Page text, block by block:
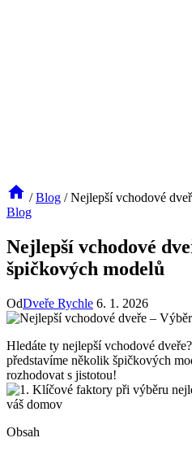
/ Blog / Nejlepší vchodové
Blog
Nejlepší vchodové
špičkových modelů
OdDveře Rychle 6. 1. 2026
Hledáte ty nejlepší vchodové
představíme několik ⁤špičkových
rozhodovat s jistotou!
Obsah